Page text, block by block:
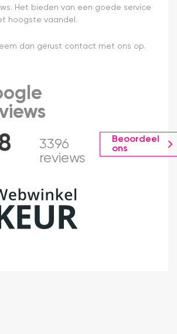
Het bieden van een goede service
hoogste vaandel.
dan gerust contact met ons op.
3396
reviews
Beoordeel
ons